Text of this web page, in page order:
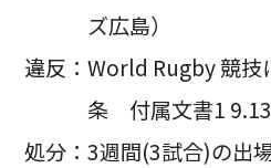
ズ広島）
違反：World Rugby 競技
条 付属文書1 9.13
処分：3週間(3試合)の出